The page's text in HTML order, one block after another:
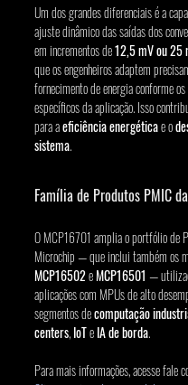
Um dos grandes diferenciais é a
ajuste dinâmico das saídas dos
em incrementos de 12,5 mV ou 25
que os engenheiros adaptem
fornecimento de energia conforme
específicos da aplicação. Isso
para a eficiência energética e o
sistema.
Família de Produtos PMIC
O MCP16701 amplia o portfólio de
Microchip — que inclui também os
MCP16502 e MCP16501 —
aplicações com MPUs de alto
segmentos de computação
centers, IoT e IA de borda.
Para mais informações, acesse fale